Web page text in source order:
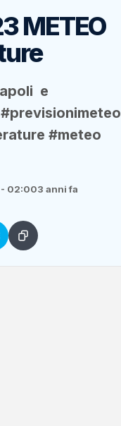
METEO
e
#meteo
- 02:003 anni fa